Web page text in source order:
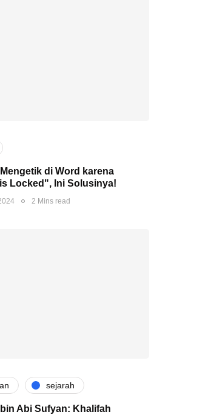
di Word karena
Locked", Ini Solusinya!
2 Mins read
sejarah
Abi Sufyan: Khalifah